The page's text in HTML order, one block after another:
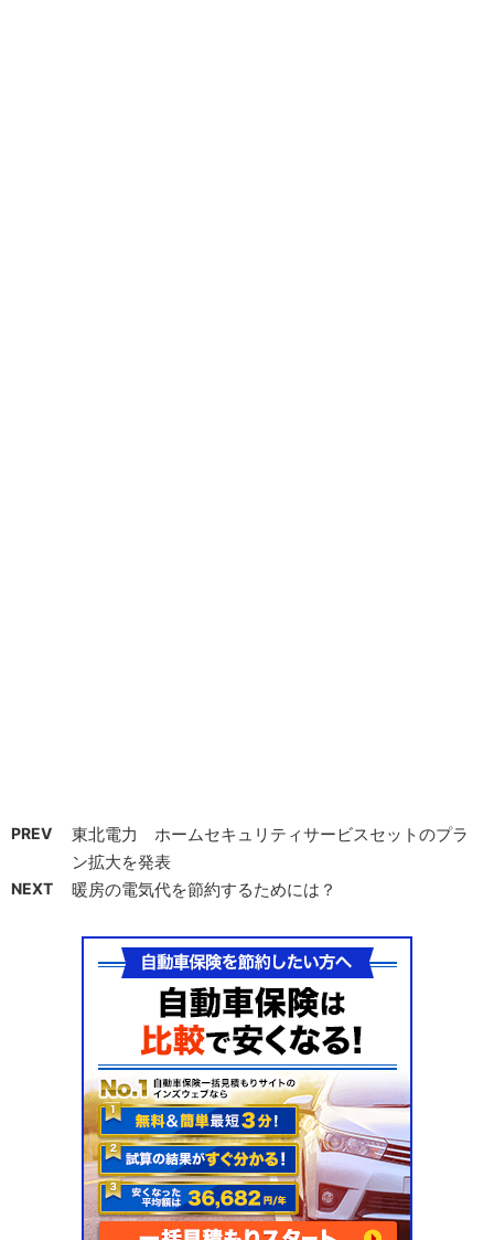
PREV
東北電力 ホームセキュリティサービスセットのプラ
ン拡大を発表
NEXT 暖房の電気代を節約するためには？